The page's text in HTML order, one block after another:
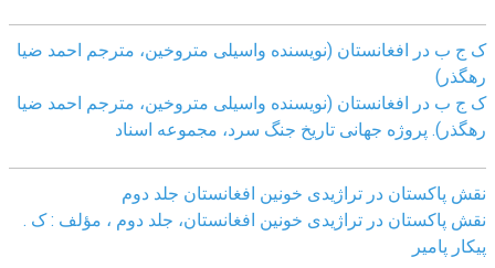
ک ج ب در افغانستان (نویسنده واسیلی متروخین، مترجم احمد ضیا
رهگذر)
ک ج ب در افغانستان (نویسنده واسیلی متروخین، مترجم احمد ضیا
رهگذر). پروژه جهانی تاریخ جنگ سرد، مجموعه اسناد
نقش پاکستان در تراژیدی خونین افغانستان جلد دوم
نقش پاکستان در تراژیدی خونین افغانستان، جلد دوم ، مؤلف : ک .
پیکار پامیر